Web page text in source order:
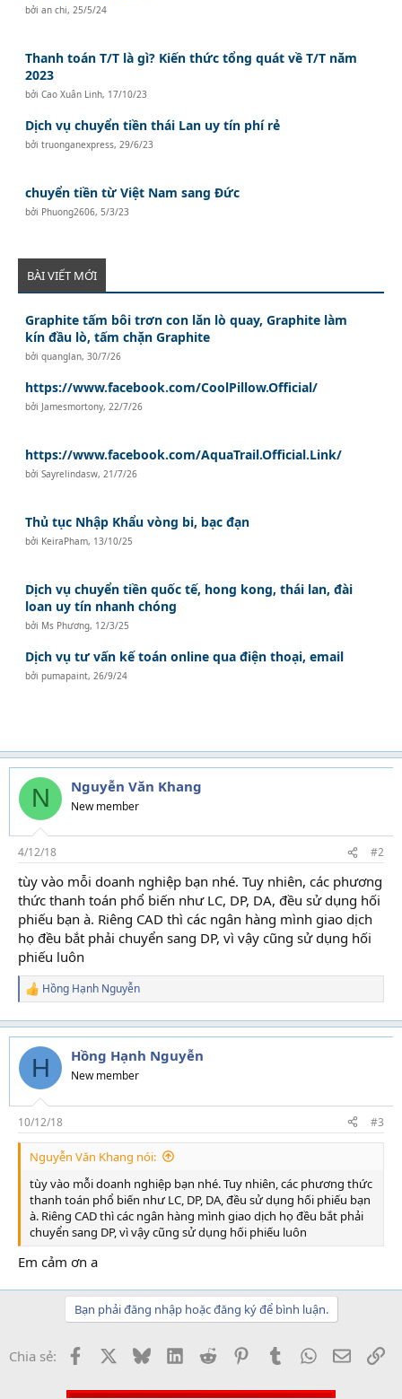
bởian chi, 25/5/24
Thanh toán T/T là gì? Kiến thức tổng quát về T/T năm
2023
bởiCao Xuân Linh, 17/10/23
Dịch vụ chuyển tiền thái Lan uy tín phí rẻ
bởitruonganexpress, 29/6/23
chuyển tiền từ Việt Nam sang Đức
bởi Phuong2606, 5/3/23
BÀI VIẾT MỚI
Graphite tấm bôi trơn con lăn lò quay, Graphite làm
kín đầu lò, tấm chặn Graphite
bởiquanglan,30/7/26
https://www.facebook.com/CoolPillow.Official/
bởi Jamesmortony, 22/7/26
https://www.facebook.com/AquaTrail.Official.Link/
bởiSayrelindasw, 21/7/26
Thủ tục Nhập Khẩu vòng bi, bạc đạn
bởi KeiraPham, 13/10/25
Dịch vụ chuyển tiền quốc tế, hong kong, thái lan, đài
loan uy tín nhanh chóng
bởi Ms Phương, 12/3/25
Dịch vụ tư vấn kế toán online qua điện thoại, email
bởipumapaint, 26/9/24
N Nguyễn Văn Khang
New member
4/12/18 #2
tùy vào mỗi doanh nghiệp bạn nhé. Tuy nhiên, các phương
thức thanh toán phổ biến như LC, DP, DA, đều sử dụng hối
phiếu bạn à. Riêng CAD thì các ngân hàng mình giao dịch
họ đều bắt phải chuyển sang DP, vì vậy cũng sử dụng hối
phiếu luôn
R
a
c
t
o
s
:
Hồng Hạnh Nguyễn
H Hồng Hạnh Nguyễn
New member
10/12/18 #3
Nguyễn Văn Khang nói:
tùy vào mỗi doanh nghiệp bạn nhé. Tuy nhiên, các phương thức
thanh toán phổ biến như LC, DP, DA, đều sử dụng hối phiếu bạn
à. Riêng CAD thì các ngân hàng mình giao dịch họ đều bắt phải
chuyển sang DP, vì vậy cũng sử dụng hối phiếu luôn
Em cảm ơn a
Bạn phải đăng nhập hoặc đăng ký để bình luận.
Chia sẻ: Facebook BlueskyLinkedInReddit PinterestTumblrWhatsApp
Email